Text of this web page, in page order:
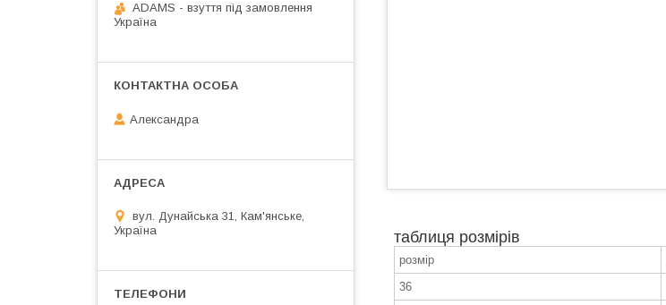
таблиця розмірів
розмір
36
ADAMS - взуття під замовлення
Україна
Александра
вул. Дунайська 31, Кам'янське,
Україна